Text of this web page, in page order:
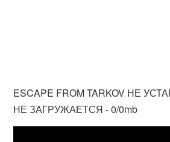
ESCAPE FROM TARKOV НЕ
НЕ ЗАГРУЖАЕТСЯ - 0/0mb